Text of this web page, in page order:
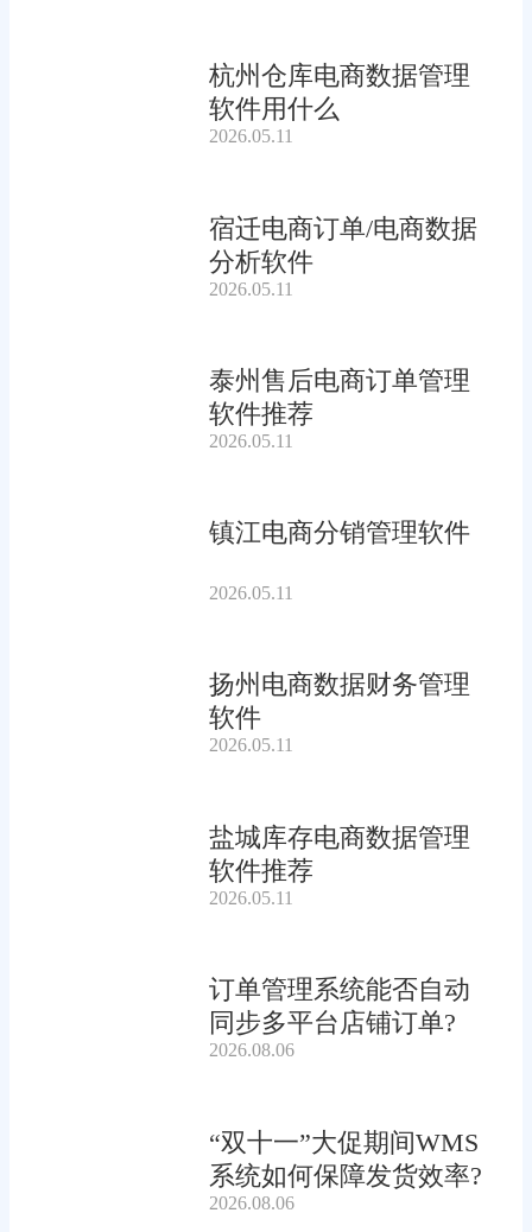
杭州仓库电商数据管理
软件用什么
2026.05.11
宿迁电商订单/电商数据
分析软件
2026.05.11
泰州售后电商订单管理
软件推荐
2026.05.11
镇江电商分销管理软件
2026.05.11
扬州电商数据财务管理
软件
2026.05.11
盐城库存电商数据管理
软件推荐
2026.05.11
订单管理系统能否自动
同步多平台店铺订单?
2026.08.06
“双十一”大促期间WMS
系统如何保障发货效率?
2026.08.06